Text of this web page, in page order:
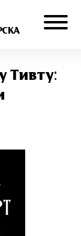
Тивту: